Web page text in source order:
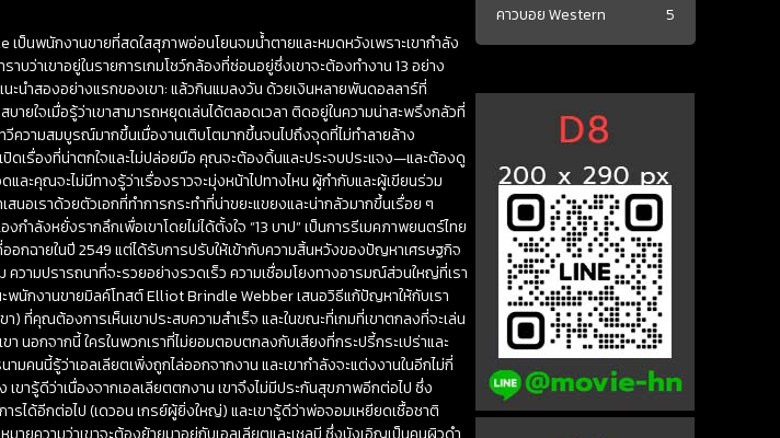
เป็นพนักงานขายที่สดใสสุภาพอ่อนโยนจมน้ำตายและหมดหวังเพราะเขากำลัง
บว่าเขาอยู่ในรายการเกมโชว์กล้องที่ซ่อนอยู่ซึ่งเขาจะต้องทำงาน 13 อย่าง
ะนำสองอย่างแรกของเขา: แล้วกินแมลงวัน ด้วยเงินหลายพันดอลลาร์ที่
ยใจเมื่อรู้ว่าเขาสามารถหยุดเล่นได้ตลอดเวลา ติดอยู่ในความน่าสะพรึงกลัวที่
ความสมบูรณ์มากขึ้นเมื่องานเติบโตมากขึ้นจนไปถึงจุดที่ไม่ทำลายล้าง
ดเรื่องที่น่าตกใจและไม่ปล่อยมือ คุณจะต้องดิ้นและประจบประแจง—และต้องดู
คุณจะไม่มีทางรู้ว่าเรื่องราวจะมุ่งหน้าไปทางไหน ผู้กำกับและผู้เขียนร่วม
อเราด้วยตัวเอกที่ทำการกระทำที่น่าขยะแขยงและน่ากลัวมากขึ้นเรื่อย ๆ
ลังหยั่งรากลึกเพื่อเขาโดยไม่ได้ตั้งใจ “13 บาป” เป็นการรีเมคภาพยนตร์ไทย
อกฉายในปี 2549 แต่ได้รับการปรับให้เข้ากับความสิ้นหวังของปัญหาเศรษฐกิจ
ามปรารถนาที่จะรวยอย่างรวดเร็ว ความเชื่อมโยงทางอารมณ์ส่วนใหญ่ที่เรา
พนักงานขายมิลค์โทสต์ Elliot Brindle Webber เสนอวิธีแก้ปัญหาให้กับเรา
ที่คุณต้องการเห็นเขาประสบความสำเร็จ และในขณะที่เกมที่เขาตกลงที่จะเล่น
า นอกจากนี้ ใครในพวกเราที่ไม่ยอมตอบตกลงกับเสียงที่กระปรี้กระเปร่าและ
นนี้รู้ว่าเอลเลียตเพิ่งถูกไล่ออกจากงาน และเขากำลังจะแต่งงานในอีกไม่กี่
เขารู้ดีว่าเนื่องจากเอลเลียตตกงาน เขาจึงไม่มีประกันสุขภาพอีกต่อไป ซึ่ง
ได้อีกต่อไป (เดวอน เกรย์ผู้ยิ่งใหญ่) และเขารู้ดีว่าพ่อจอมเหยียดเชื้อชาติ
คาวบอย Western
5